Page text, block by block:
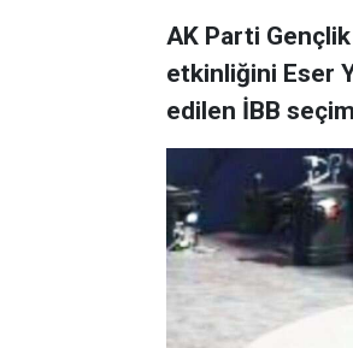
AK Parti
etkinliğini Eser
edilen İBB